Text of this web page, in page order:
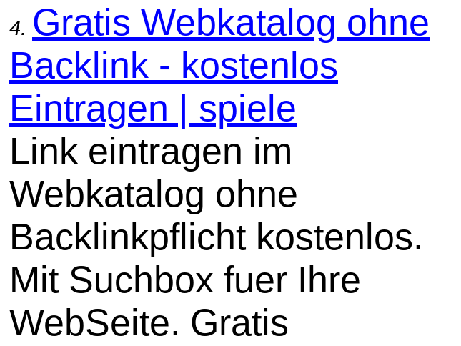
4. Gratis Webkatalog ohne
Backlink - kostenlos
Eintragen | spiele
Link eintragen im
Webkatalog ohne
Backlinkpflicht kostenlos.
Mit Suchbox fuer Ihre
WebSeite. Gratis